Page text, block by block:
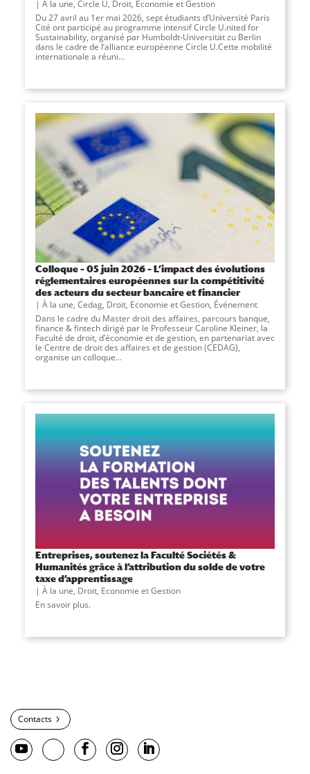
À la une, Circle U, Droit, Economie et Gestion
Du 27 avril au 1er mai 2026, sept étudiants d’Université Paris
Cité ont participé au programme intensif Circle U.nited for
Sustainability, organisé par Humboldt-Universität zu Berlin
dans le cadre de l’alliance européenne Circle U.Cette mobilité
internationale a réuni...
Colloque – 05 juin 2026 – L’impact des évolutions
réglementaires européennes sur la compétitivité
des acteurs du secteur bancaire et financier
À la une, Cedag, Droit, Economie et Gestion, Événement
Dans le cadre du Master droit des affaires, parcours banque,
finance & fintech dirigé par le Professeur Caroline Kleiner, la
Faculté de droit, d’économie et de gestion, en partenariat avec
le Centre de droit des affaires et de gestion (CEDAG),
organise un colloque...
Entreprises, soutenez la Faculté Sociétés &
Humanités grâce à l’attribution du solde de votre
taxe d’apprentissage
À la une, Droit, Economie et Gestion
En savoir plus.
Contacts